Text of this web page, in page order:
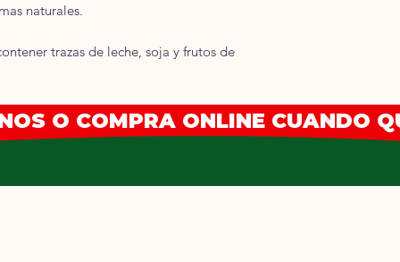
naturales.
trazas de leche, soja y frutos de
O COMPRA ONLINE CUANDO